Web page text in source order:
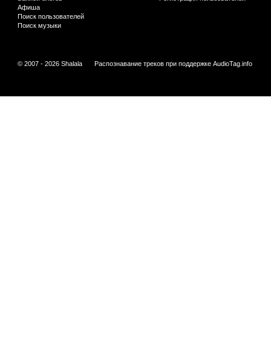
Афиша
Поиск пользователей
Поиск музыки
© 2007 - 2026 Shalala Распознавание треков при поддержке AudioTag.info